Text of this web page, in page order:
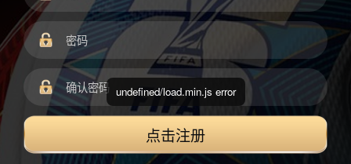
点击注册
undefined/load.min.js error